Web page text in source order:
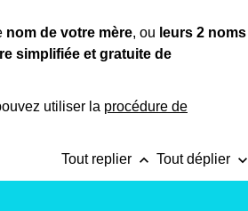
nom de votre mère, ou leurs 2 noms
simplifiée et gratuite de
utiliser la procédure de
Tout replier keyboard_arrow_up Tout déplier keyboard_arrow_down